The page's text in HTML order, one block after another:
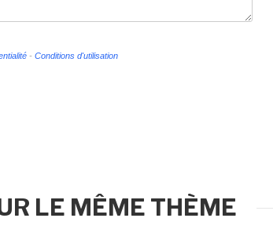
- Conditions d'utilisation
LE MÊME THÈME